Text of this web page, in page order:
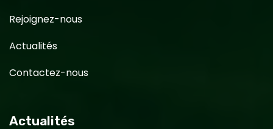
Rejoignez-nous
Actualités
Contactez-nous
Actualités